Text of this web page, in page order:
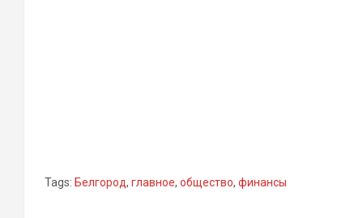
Tags: Белгород, главное, общество, финансы